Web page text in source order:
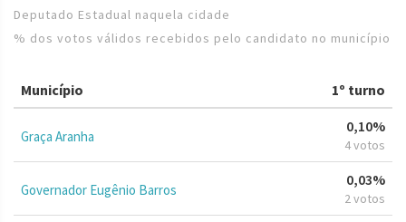
Deputado Estadual naquela cidade
% dos votos válidos recebidos pelo candidato no município
Município 1º turno
Graça Aranha
0,10%
4 votos
Governador Eugênio Barros
0,03%
2 votos